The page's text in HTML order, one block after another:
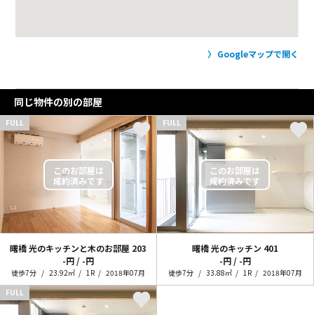
Googleマップで開く
同じ物件の別の部屋
FULL
曙橋 光のキッチンと木のお部屋 203
-円 / -円
徒歩7分 23.92㎡ 1R 2018年07月
FULL
曙橋 光のキッチン 401
-円 / -円
徒歩7分 33.88㎡ 1R
2018年07月
FULL